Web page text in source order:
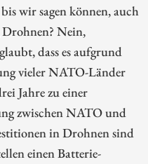
wir sagen können, auch
Drohnen? Nein,
dass es aufgrund
vieler NATO-Länder
Jahre zu einer
zwischen NATO und
in Drohnen sind
einen Batterie-